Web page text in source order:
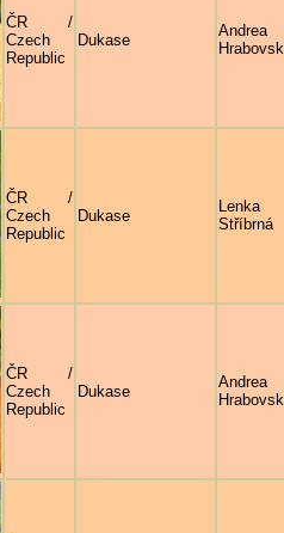
ČR /
Czech
Republic
Dukase
Andrea
ČR /
Czech
Republic
Dukase
Lenka
Stříbrná
ČR /
Czech
Republic
Dukase
Andrea